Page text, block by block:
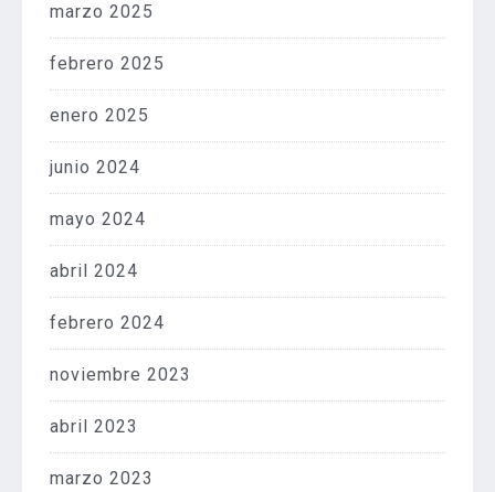
marzo 2025
febrero 2025
enero 2025
junio 2024
mayo 2024
abril 2024
febrero 2024
noviembre 2023
abril 2023
marzo 2023